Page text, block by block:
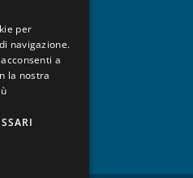
A FESPA
per
navigazione.
a
la nostra